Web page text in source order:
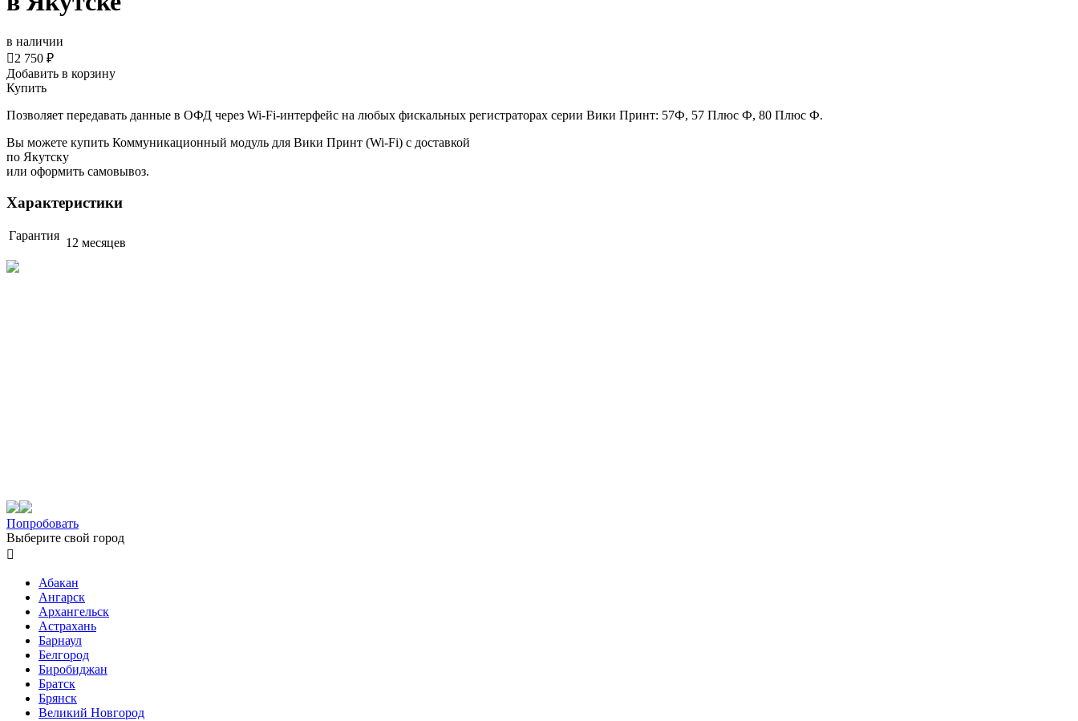
в наличии
2 750 ₽
Добавить в корзину
Купить
Позволяет передавать данные в ОФД через Wi-Fi-интерфейс на любых фискальных регистраторах серии Вики Принт: 57Ф, 57 Плюс Ф, 80 Плюс Ф.
Вы можете купить Коммуникационный модуль для Вики Принт (Wi-Fi) с доставкой
по Якутску
или оформить самовывоз.
Характеристики
Гарантия
12 месяцев
Попробовать
Выберите свой город

Абакан
Ангарск
Архангельск
Астрахань
Барнаул
Белгород
Биробиджан
Братск
Брянск
Великий Новгород